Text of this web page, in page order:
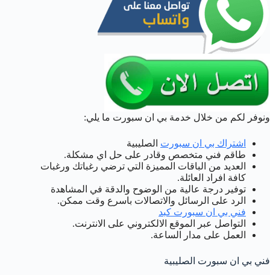
ونوفر لكم من خلال خدمة بي ان سبورت ما يلي:
اشتراك بي ان سبورت الصليبية
طاقم فني متخصص وقادر على حل اي مشكلة.
العديد من الباقات المميزة التي ترضي رغباتك ورغبات
كافة افراد العائلة.
توفير درجة عالية من الوضوح والدقة في المشاهدة
الرد على الرسائل والاتصالات باسرع وقت ممكن.
فني بي ان سبورت كبد
التواصل عبر الموقع الالكتروني على الانترنت.
العمل على مدار الساعة.
فني بي ان سبورت الصليبية